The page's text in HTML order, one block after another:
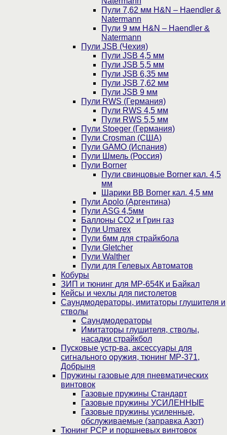
Пули 7,62 мм H&N – Haendler &
Natermann
Пули 9 мм H&N – Haendler &
Natermann
Пули JSB (Чехия)
Пули JSB 4,5 мм
Пули JSB 5,5 мм
Пули JSB 6,35 мм
Пули JSB 7,62 мм
Пули JSB 9 мм
Пули RWS (Германия)
Пули RWS 4,5 мм
Пули RWS 5,5 мм
Пули Stoeger (Германия)
Пули Crosman (США)
Пули GAMO (Испания)
Пули Шмель (Россия)
Пули Borner
Пули свинцовые Borner кал. 4,5
мм
Шарики BB Borner кал. 4,5 мм
Пули Apolo (Аргентина)
Пули ASG 4,5мм
Баллоны CO2 и Грин газ
Пули Umarex
Пули 6мм для страйкбола
Пули Gletcher
Пули Walther
Пули для Гелевых Автоматов
Кобуры
ЗИП и тюнинг для МР-654К и Байкал
Кейсы и чехлы для пистолетов
Саундмодераторы, имитаторы глушителя и
стволы
Саундмодераторы
Имитаторы глушителя, стволы,
насадки страйкбол
Пусковые устр-ва, аксессуары для
сигнального оружия, тюнинг МР-371,
Добрыня
Пружины газовые для пневматических
винтовок
Газовые пружины Стандарт
Газовые пружины УСИЛЕННЫЕ
Газовые пружины усиленные,
обслуживаемые (заправка Азот)
Тюнинг PCP и поршневых винтовок